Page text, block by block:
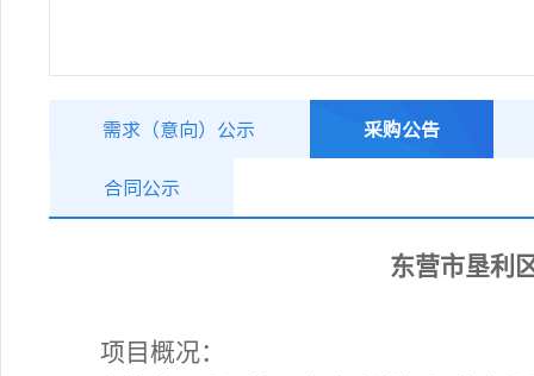
需求（意向）公示 采购公告
合同公示
东营市垦利
项目概况：